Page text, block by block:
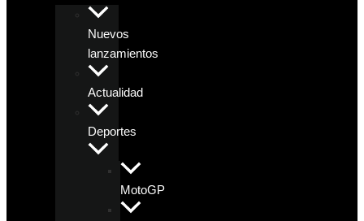
Nuevos
lanzamientos
Actualidad
Deportes
MotoGP